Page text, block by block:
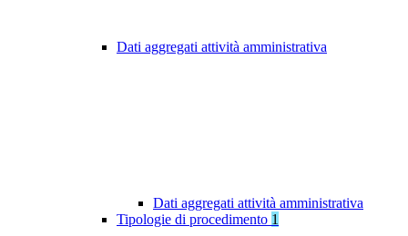
Dati aggregati attività amministrativa
Dati aggregati attività amministrativa
Tipologie di procedimento 1